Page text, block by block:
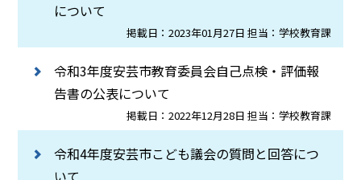
について
掲載日：2023年01月27日 担当：学校教育課
令和3年度安芸市教育委員会自己点検・評価報
告書の公表について
掲載日：2022年12月28日 担当：学校教育課
令和4年度安芸市こども議会の質問と回答につ
いて